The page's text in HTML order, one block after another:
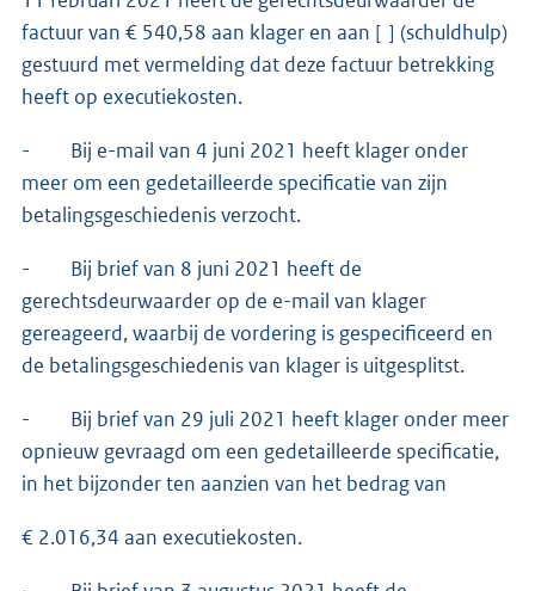
factuur van € 540,58 aan klager en aan [ ] (schuldhulp)
gestuurd met vermelding dat deze factuur betrekking
heeft op executiekosten.
- Bij e-mail van 4 juni 2021 heeft klager onder
meer om een gedetailleerde specificatie van zijn
betalingsgeschiedenis verzocht.
- Bij brief van 8 juni 2021 heeft de
gerechtsdeurwaarder op de e-mail van klager
gereageerd, waarbij de vordering is gespecificeerd en
de betalingsgeschiedenis van klager is uitgesplitst.
- Bij brief van 29 juli 2021 heeft klager onder meer
opnieuw gevraagd om een gedetailleerde specificatie,
in het bijzonder ten aanzien van het bedrag van
€ 2.016,34 aan executiekosten.